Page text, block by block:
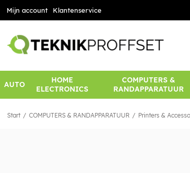
Mijn account Klantenservice
AUTO
HOME
ELECTRONICS
COMPUTERS &
RANDAPPARATUUR
Start COMPUTERS & RANDAPPARATUUR Printers &